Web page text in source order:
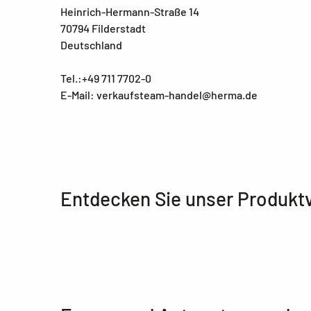
Heinrich-Hermann-Straße 14
70794 Filderstadt
Deutschland
Tel.:+49 711 7702-0
E-Mail: verkaufsteam-handel@herma.de
Entdecken Sie unser